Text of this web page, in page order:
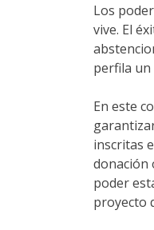
Los
vive. El
perfila un
En este
inscritas
donación
poder
proyecto